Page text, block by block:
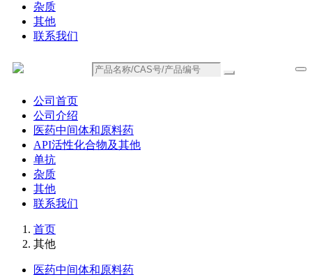
杂质
其他
联系我们
公司首页
公司介绍
医药中间体和原料药
API活性化合物及其他
单抗
杂质
其他
联系我们
首页
其他
医药中间体和原料药